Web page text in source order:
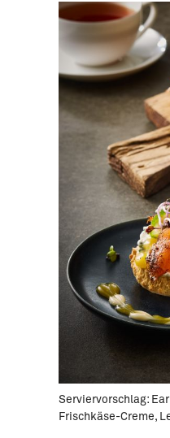
Serviervorschlag:
Frischkäse-Creme,